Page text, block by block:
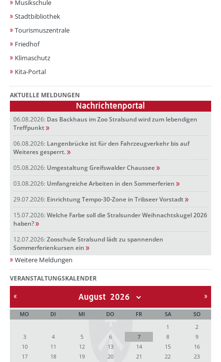
Musikschule
Stadtbibliothek
Tourismuszentrale
Friedhof
Klimaschutz
Kita-Portal
AKTUELLE MELDUNGEN
Nachrichtenportal
06.08.2026: Das Backhaus im Zoo Stralsund wird zum lebendigen
Treffpunkt
06.08.2026: Langenbrücke ist für den Fahrzeugverkehr bis auf
Weiteres gesperrt.
05.08.2026: Umgestaltung Greifswalder Chaussee
03.08.2026: Umfangreiche Arbeiten in den Sommerferien
29.07.2026: Einrichtung Tempo-30-Zone in Tribseer Vorstadt
15.07.2026: Welche Farbe soll die Stralsunder Weihnachtskugel 2026
haben?
12.07.2026: Zooschule Stralsund lädt zu spannenden
Sommerferienkursen ein
Weitere Meldungen
VERANSTALTUNGSKALENDER
August
MO DI MI DO FR SA
SO
1
2
3
4 5 6 7 8
9
10
11 12 13 14 15
16
17
18 19 20 21 22 23